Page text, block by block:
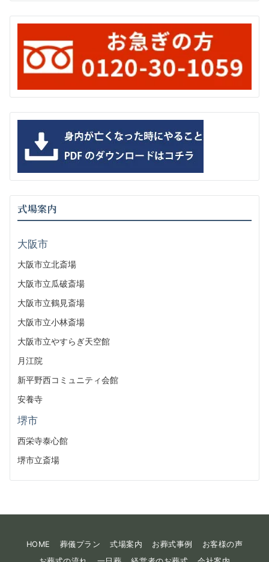
式場案内
大阪市
大阪市立北斎場
大阪市立瓜破斎場
大阪市立鶴見斎場
大阪市立小林斎場
大阪市立やすらぎ天空館
月江院
新平野西コミュニティ会館
安養寺
堺市
西栄寺泰心館
堺市立斎場
HOME 葬儀プラン 式場案内 お葬式事例
お客様の声